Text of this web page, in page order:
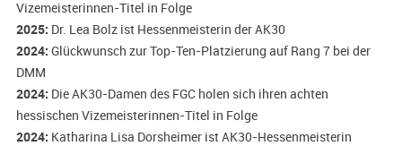
Vizemeisterinnen-Titel in Folge
2025: Dr. Lea Bolz ist Hessenmeisterin der AK30
2024: Glückwunsch zur Top-Ten-Platzierung auf Rang 7 bei der
DMM
2024: Die AK30-Damen des FGC holen sich ihren achten
hessischen Vizemeisterinnen-Titel in Folge
2024: Katharina Lisa Dorsheimer ist AK30-Hessenmeisterin